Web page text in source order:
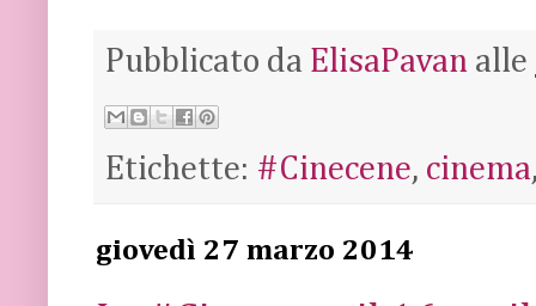
Pubblicato da ElisaPavan alle
Etichette: #Cinecene, cinema
giovedì 27 marzo 2014